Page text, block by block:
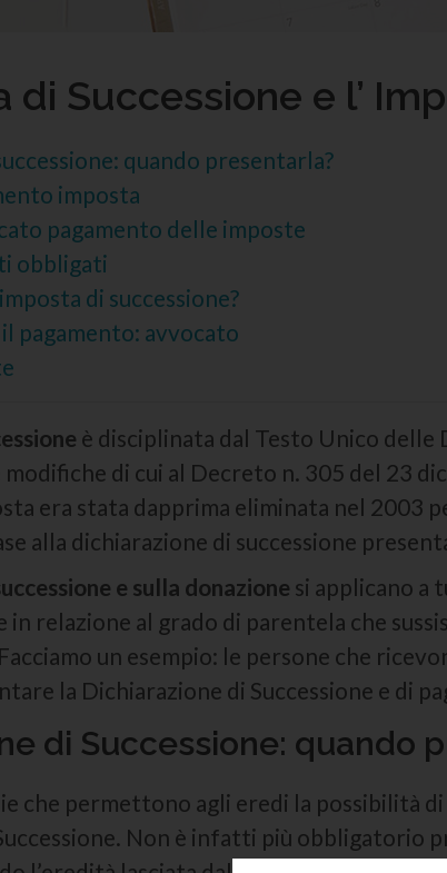
di Successione e l’
quando presentarla?
imposta
pagamento delle imposte
obbligati
di successione?
pagamento: avvocato
è disciplinata dal Testo Unico delle
di cui al Decreto n. 305 del 23
era stata dapprima eliminata nel 2003
alla dichiarazione di successione
e sulla donazione si applicano a
in relazione al grado di parentela che
un esempio: le persone che
la Dichiarazione di Successione e di
di Successione: quando
che permettono agli eredi la possibilità
Non è infatti più obbligatorio